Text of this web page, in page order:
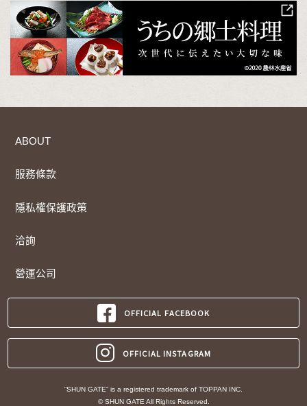
ABOUT
服務條款
隱私權保護政策
洽詢
營運公司
OFFICIAL FACEBOOK
OFFICIAL INSTAGRAM
“SHUN GATE” is a registered trademark of TOPPAN INC.
© SHUN GATE All Rights Reserved.